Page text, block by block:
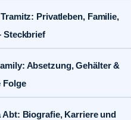
Privatleben, Familie,
Steckbrief
Absetzung, Gehälter &
Folge
Abt: Biografie, Karriere und